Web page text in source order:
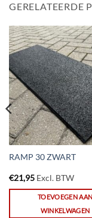
GERELATEERDE
RAMP 30 ZWART
€21,95Excl. BTW
TOEVOEGEN AAN
WINKELWAGEN